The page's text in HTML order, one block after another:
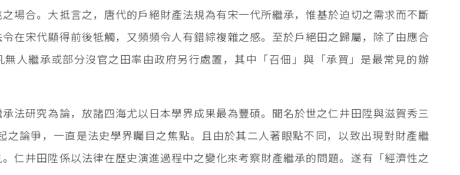
場合。大抵言之，唐代的戶絕財產法規為有宋一代所繼承，惟基於迫切之需求而不斷
在宋代顯得前後牴觸，又頻頻令人有錯綜複雜之感。至於戶絕田之歸屬，除了由應合
無人繼承或部分沒官之田率由政府另行處置，其中「召佃」與「承買」是最常見的辦
法研究為論，放諸四海尤以日本學界成果最為豐碩。聞名於世之仁井田陞與滋賀秀三
之論爭，一直是法史學界矚目之焦點。且由於其二人著眼點不同，以致出現對財產繼
仁井田陞係以法律在歷史演進過程中之變化來考察財產繼承的問題。遂有「經濟性之